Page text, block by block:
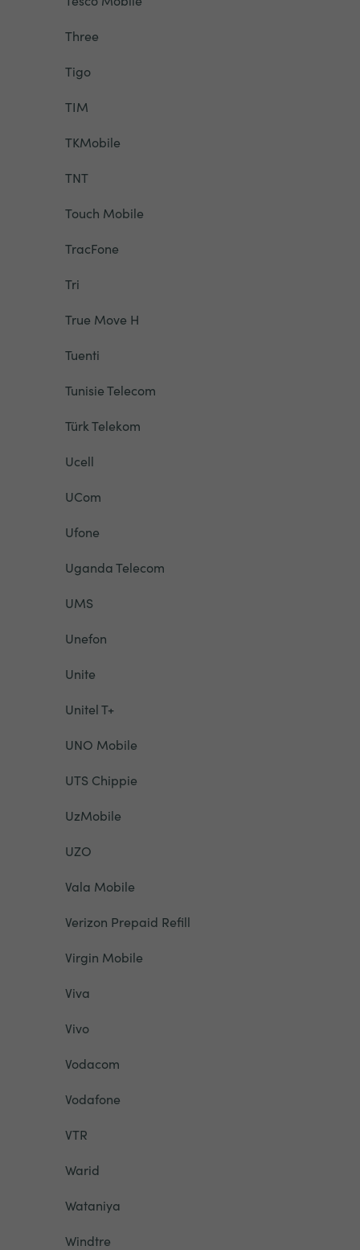
Three
Tigo
TIM
TKMobile
TNT
Touch Mobile
TracFone
Tri
True Move H
Tuenti
Tunisie Telecom
Türk Telekom
Ucell
UCom
Ufone
Uganda Telecom
UMS
Unefon
Unite
Unitel T+
UNO Mobile
UTS Chippie
UzMobile
UZO
Vala Mobile
Verizon Prepaid Refill
Virgin Mobile
Viva
Vivo
Vodacom
Vodafone
VTR
Warid
Wataniya
Windtre